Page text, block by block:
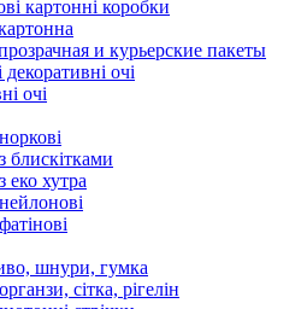
картонні коробки
и курьерские пакеты
очі
очі
хутра
шнури, гумка
сітка, рігелін